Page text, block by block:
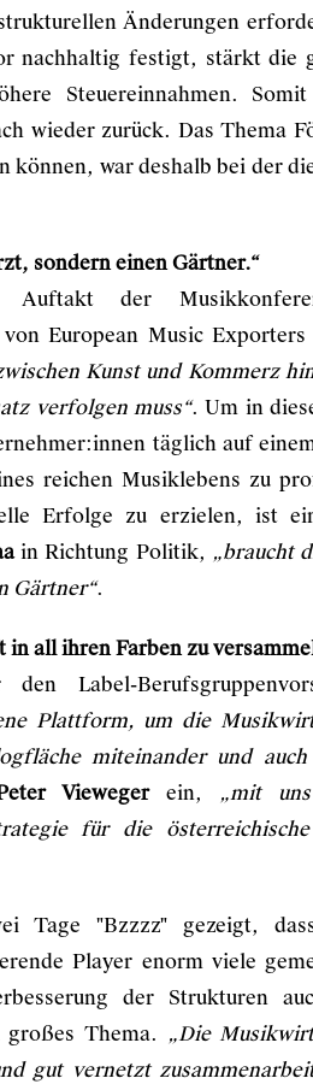
Änderungen
nachhaltig festigt, stärkt die
Steuereinnahmen.
wieder zurück. Das Thema
können, war deshalb bei der
sondern einen Gärtner.“
der
von European Music Exporters
Kunst und Kommerz
verfolgen muss“. Um in
täglich auf
reichen Musiklebens zu
Erfolge zu erzielen, ist
in Richtung Politik, „braucht
Gärtner“.
all ihren Farben zu
Label-
Plattform, um die
miteinander und
Viewegerein, „mit
für die
Tage "Bzzzz" gezeigt,
Player enorm viele
der Strukturen
großes Thema. „Die
gut vernetzt